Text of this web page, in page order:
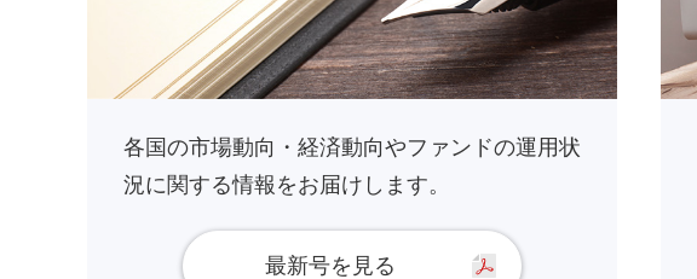
各国の市場動向・経済動向やファンドの運用状
況に関する情報をお届けします。
最新号を見る